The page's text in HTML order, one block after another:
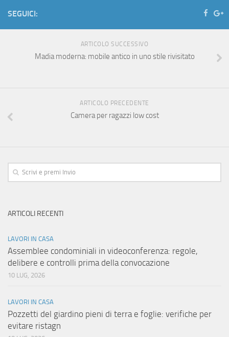
SEGUICI:
ARTICOLO SUCCESSIVO
Madia moderna: mobile antico in uno stile rivisitato
ARTICOLO PRECEDENTE
Camera per ragazzi low cost
ARTICOLI RECENTI
LAVORI IN CASA
Assemblee condominiali in videoconferenza: regole,
delibere e controlli prima della convocazione
10 LUG, 2026
LAVORI IN CASA
Pozzetti del giardino pieni di terra e foglie: verifiche per
evitare ristagn